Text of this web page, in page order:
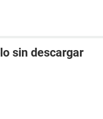
sin descargar